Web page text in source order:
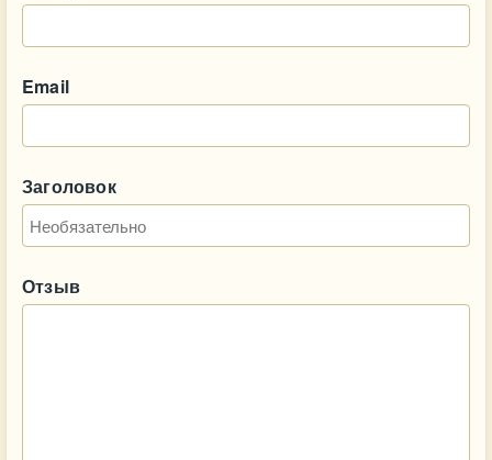
Email
Заголовок
Отзыв